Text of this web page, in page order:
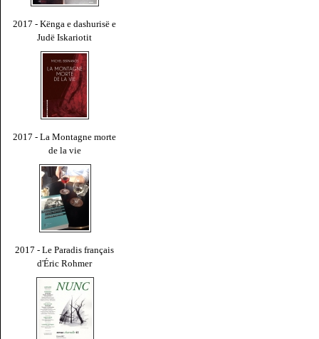
2017 - Kënga e dashurisë e
Judë Iskariotit
2017 - La Montagne morte
de la vie
2017 - Le Paradis français
d'Éric Rohmer